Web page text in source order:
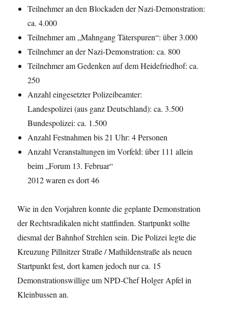
Teilnehmer an den Blockaden der Nazi-Demonstration:
ca. 4.000
Teilnehmer am „Mahngang Täterspuren“: über 3.000
Teilnehmer an der Nazi-Demonstration: ca. 800
Teilnehmer am Gedenken auf dem Heidefriedhof: ca.
250
Anzahl eingesetzter Polizeibeamter:
Landespolizei (aus ganz Deutschland): ca. 3.500
Bundespolizei: ca. 1.500
Anzahl Festnahmen bis 21 Uhr: 4 Personen
Anzahl Veranstaltungen im Vorfeld: über 111 allein
beim „Forum 13. Februar“
2012 waren es dort 46
Wie in den Vorjahren konnte die geplante Demonstration
der Rechtsradikalen nicht stattfinden. Startpunkt sollte
diesmal der Bahnhof Strehlen sein. Die Polizei legte die
Kreuzung Pillnitzer Straße / Mathildenstraße als neuen
Startpunkt fest, dort kamen jedoch nur ca. 15
Demonstrationswillige um NPD-Chef Holger Apfel in
Kleinbussen an.